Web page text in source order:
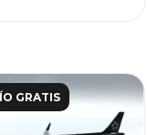
GRATIS